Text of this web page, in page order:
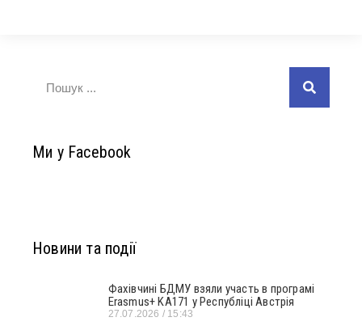
Ми у Facebook
Новини та події
Фахівчині БДМУ взяли участь в програмі
Erasmus+ KA171 у Республіці Австрія
27.07.2026 15:43